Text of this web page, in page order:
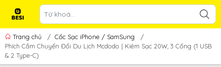
Trang chủ / Cốc Sạc iPhone / SamSung
/
Phích Cắm Chuyển Đổi Du Lịch Mcdodo | Kiêm Sạc 20W, 3 Cổng (1 USB
& 2 Type-C)